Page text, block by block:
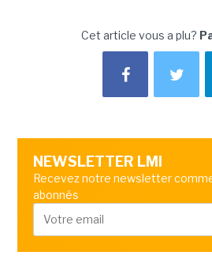
Cet article vous a plu?
NEWSLETTER LMI
Recevez notre newsletter
abonnés